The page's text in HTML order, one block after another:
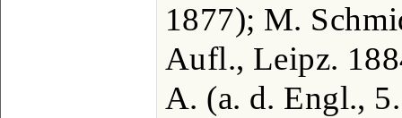
1877); M.
Aufl., Leipz.
A. (a. d. Engl.,